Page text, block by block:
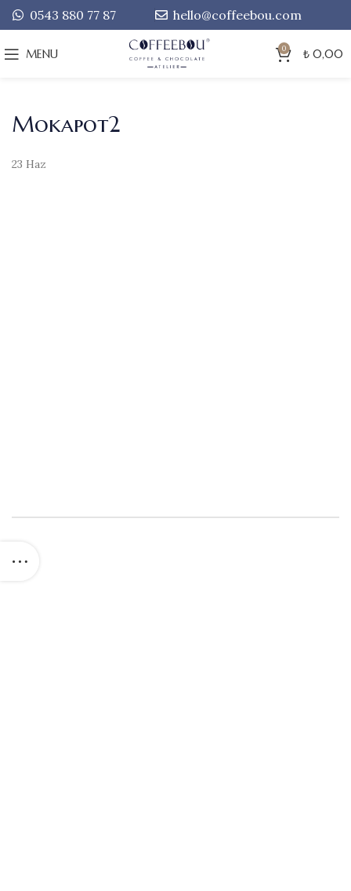
0543 880 77 87 hello@coffeebou.com
MENU 0 ₺ 0,00
Mokapot2
23 Haz